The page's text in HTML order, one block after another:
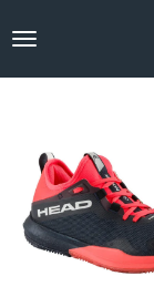
direct